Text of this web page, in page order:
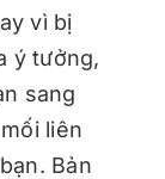
vì bị
ý tưởng,
sang
liên
Bản